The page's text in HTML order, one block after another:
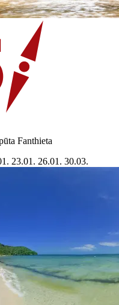
Fanthieta
23.01. 26.01. 30.03.